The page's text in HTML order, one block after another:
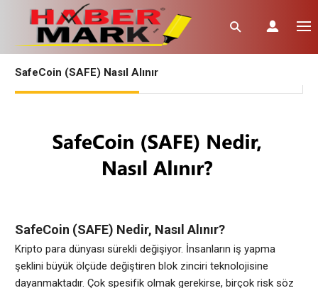
SafeCoin (SAFE) Nasıl Alınır
SafeCoin (SAFE) Nedir, Nasıl Alınır?
Kripto para dünyası sürekli değişiyor. İnsanların iş yapma
şeklini büyük ölçüde değiştiren blok zinciri teknolojisine
dayanmaktadır. Çok spesifik olmak gerekirse, birçok risk söz